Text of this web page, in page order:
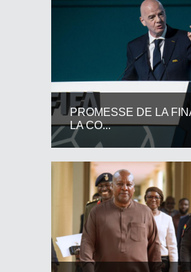
PROMESSE DE LA
LA CO...